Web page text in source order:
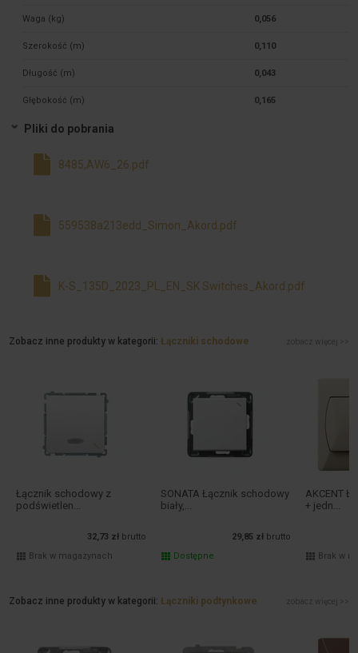
Waga (kg) 0,056
Szerokość (m) 0,110
Długość (m) 0,043
Głębokość (m) 0,165
Pliki do pobrania
8485,AW6_26.pdf
559538a213edd_Simon_Akord.pdf
K-S_135D_2023_PL_EN_SK Switches_Akord.pdf
Zobacz inne produkty w kategorii: Łączniki schodowe zobacz więcej >>
Łącznik schodowy z
podświetlen...
32,73 zł
brutto
Brak w magazynach
SONATA Łącznik schodowy
biały,...
29,85 zł
brutto
Dostępne
AKCENT
+ jedn...
Brak w
Zobacz inne produkty w kategorii: Łączniki podtynkowe zobacz więcej >>